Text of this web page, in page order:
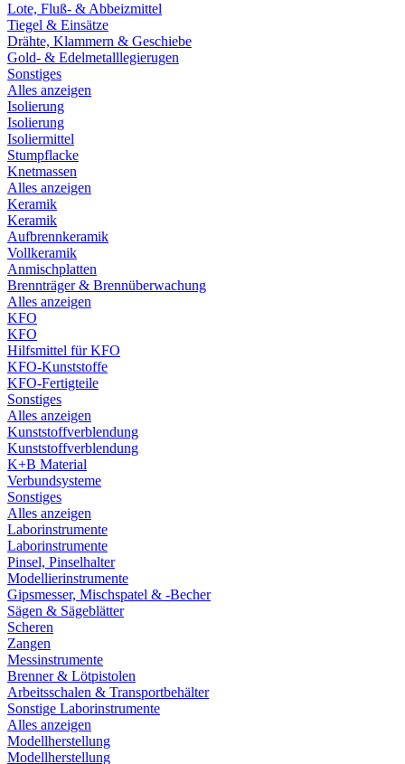
Lote, Fluß- & Abbeizmittel
Tiegel & Einsätze
Drähte, Klammern & Geschiebe
Gold- & Edelmetalllegierugen
Sonstiges
Alles anzeigen
Isolierung
Isolierung
Isoliermittel
Stumpflacke
Knetmassen
Alles anzeigen
Keramik
Keramik
Aufbrennkeramik
Vollkeramik
Anmischplatten
Brennträger & Brennüberwachung
Alles anzeigen
KFO
KFO
Hilfsmittel für KFO
KFO-Kunststoffe
KFO-Fertigteile
Sonstiges
Alles anzeigen
Kunststoffverblendung
Kunststoffverblendung
K+B Material
Verbundsysteme
Sonstiges
Alles anzeigen
Laborinstrumente
Laborinstrumente
Pinsel, Pinselhalter
Modellierinstrumente
Gipsmesser, Mischspatel & -Becher
Sägen & Sägeblätter
Scheren
Zangen
Messinstrumente
Brenner & Lötpistolen
Arbeitsschalen & Transportbehälter
Sonstige Laborinstrumente
Alles anzeigen
Modellherstellung
Modellherstellung